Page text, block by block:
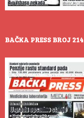
BAČKA PRESS BROJ 214